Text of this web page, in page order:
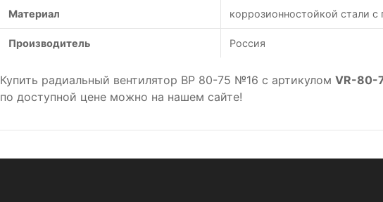
Материал коррозионностойкой стали
Производитель Россия
Купить радиальный вентилятор ВР 80-75 №16 с артикулом VR-80-
по доступной цене можно на нашем сайте!